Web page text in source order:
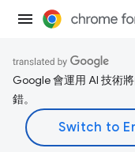
Google 會運用 AI 技術
錯。